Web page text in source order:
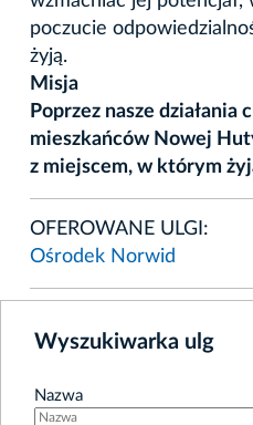
poczucie
żyją.
Misja
Poprzez nasze działania
mieszkańców Nowej
z miejscem, w którym
OFEROWANE ULGI:
Ośrodek Norwid
Wyszukiwarka ulg
Nazwa